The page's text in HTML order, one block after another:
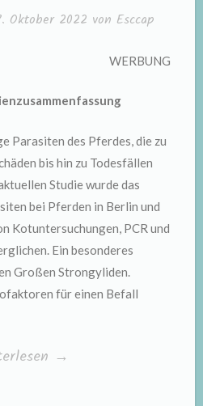
Oktober 2022 von Esccap
WERBUNG
Parasiten des Pferdes, die zu
bis hin zu Todesfällen
Studie wurde das
bei Pferden in Berlin und
Kotuntersuchungen, PCR und
Ein besonderes
Großen Strongyliden.
für einen Befall
→